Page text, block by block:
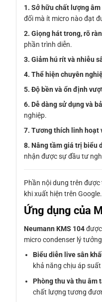
1. Sở hữu chất lượng
đối mà ít micro nào đạt
2. Giọng hát trong, rõ
phần trình diễn.
3. Giảm hú rít và nhiễu
4. Thể hiện chuyên
5. Độ bền và ổn định
6. Dễ dàng sử dụng và
nghiệp.
7. Tương thích linh hoạt
8. Nâng tầm giá trị biểu
nhận được sự đầu tư
Phần nội dung trên
khi xuất hiện trên Google.
Ứng dụng của
Neumann KMS 104
micro condenser lý
Biểu diễn live sân
khả năng chịu áp
Phòng thu và thu âm
chất lượng tương